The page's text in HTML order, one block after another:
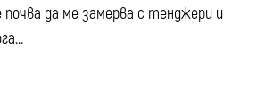
да ме замерва с тенджери и